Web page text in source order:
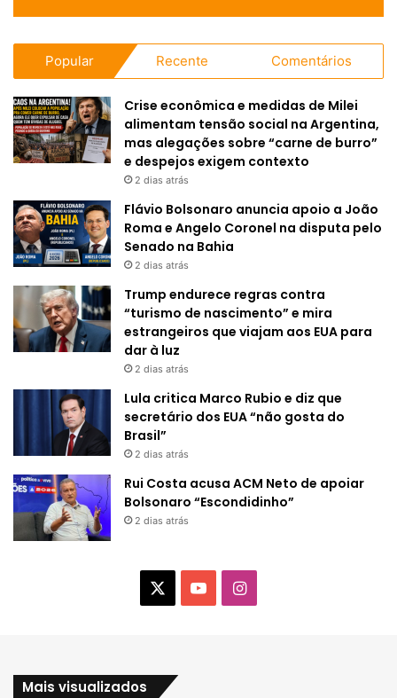
Popular Recente Comentários
Crise econômica e medidas de Milei
alimentam tensão social na Argentina,
mas alegações sobre “carne de burro”
e despejos exigem contexto
2 dias atrás
Flávio Bolsonaro anuncia apoio a João
Roma e Angelo Coronel na disputa pelo
Senado na Bahia
2 dias atrás
Trump endurece regras contra
“turismo de nascimento” e mira
estrangeiros que viajam aos EUA para
dar à luz
2 dias atrás
Lula critica Marco Rubio e diz que
secretário dos EUA “não gosta do
Brasil”
2 dias atrás
Rui Costa acusa ACM Neto de apoiar
Bolsonaro “Escondidinho”
2 dias atrás
I
Mais visualizados